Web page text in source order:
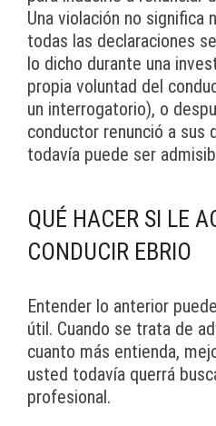
Una violación no significa
todas las declaraciones
lo dicho durante una
propia voluntad del
un interrogatorio), o
conductor renunció a sus
todavía puede ser
QUÉ HACER SI LE
CONDUCIR EBRIO
Entender lo anterior
útil. Cuando se trata de
cuanto más entienda,
usted todavía querrá
profesional.